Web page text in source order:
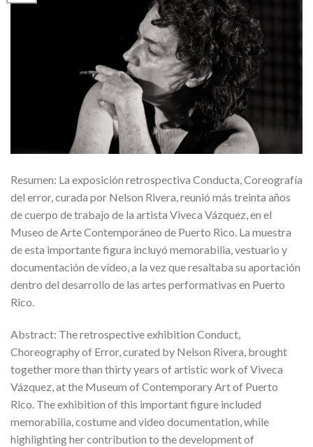
Resumen: La exposición retrospectiva Conducta, Coreografía
del error, curada por Nelson Rivera, reunió más treinta años
de cuerpo de trabajo de la artista Viveca Vázquez, en el
Museo de Arte Contemporáneo de Puerto Rico. La muestra
de esta importante figura incluyó memorabilia, vestuario y
documentación de vídeo, a la vez que resaltaba su aportación
dentro del desarrollo de las artes performativas en Puerto
Rico.
Abstract: The retrospective exhibition Conduct,
Choreography of Error, curated by Nelson Rivera, brought
together more than thirty years of artistic work of Viveca
Vázquez, at the Museum of Contemporary Art of Puerto
Rico. The exhibition of this important figure included
memorabilia, costume and video documentation, while
highlighting her contribution to the development of